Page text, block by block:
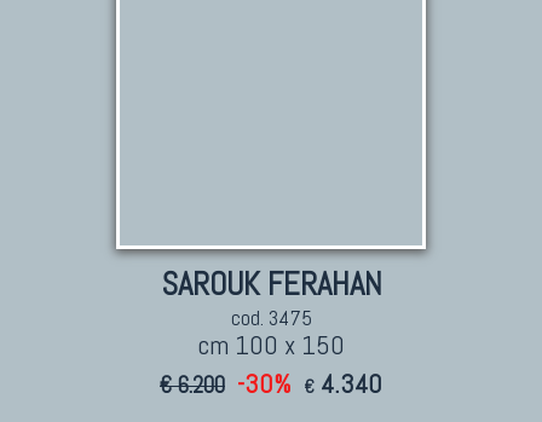
SAROUK FERAHAN
cod. 3475
cm 100 x 150
€ 6.200 -30% € 4.340